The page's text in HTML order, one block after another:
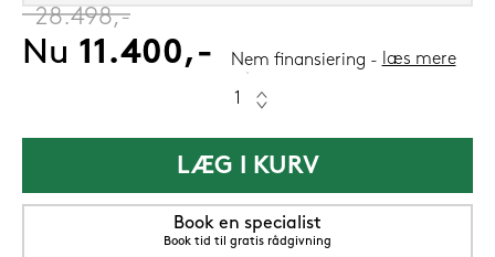
‎28.498,-
Nu 11.400,- Nem finansiering læs mere
LÆG I KURV
Book en specialist
Book tid til gratis rådgivning